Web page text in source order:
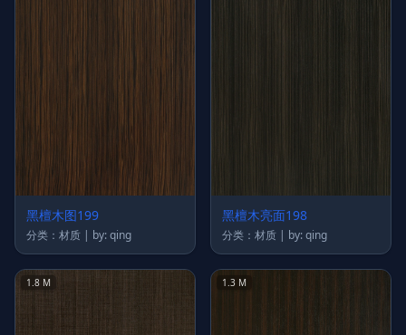
黑檀木图199
分类：材质 | by: qing
黑檀木亮面198
分类：材质 | by: qing
1.8 M 1.3 M